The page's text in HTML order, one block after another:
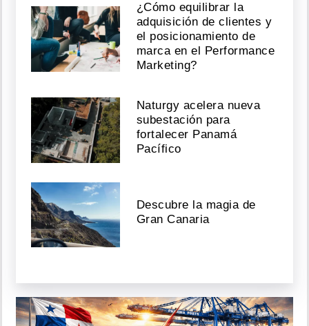
¿Cómo equilibrar la
adquisición de clientes y
el posicionamiento de
marca en el Performance
Marketing?
Naturgy acelera nueva
subestación para
fortalecer Panamá
Pacífico
Descubre la magia de
Gran Canaria